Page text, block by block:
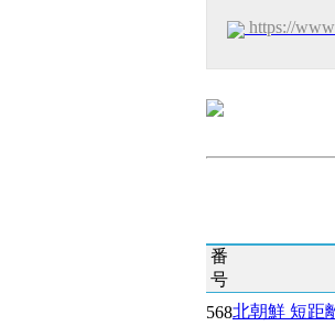
https://
番
号
568北朝鮮 短距